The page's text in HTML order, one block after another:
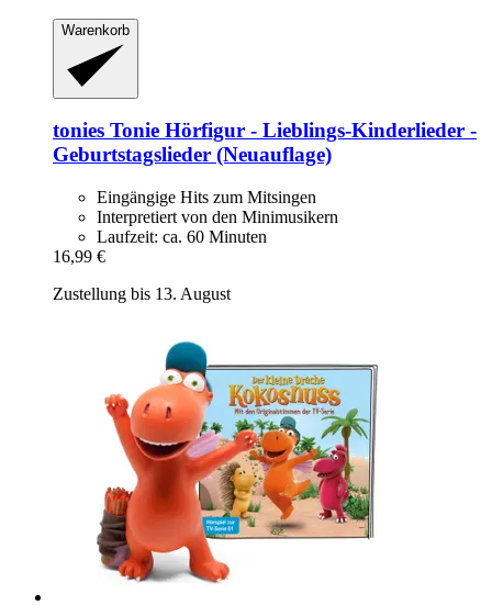
Warenkorb
tonies Tonie Hörfigur -​ Lieblings-​Kinderlieder -​
Geburtstagslieder (Neuauflage)
Eingängige Hits zum Mitsingen
Interpretiert von den Minimusikern
Laufzeit: ca. 60 Minuten
16,99 €
Zustellung bis 13. August